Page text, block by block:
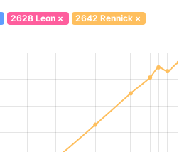
2628 Leon× 2642 Rennick×